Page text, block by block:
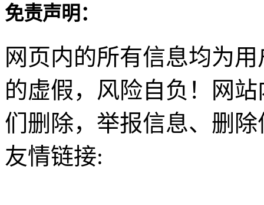
免责声明：
网页内的所有信息均为
的虚假，风险自负！网
们删除，举报信息、删
友情链接: